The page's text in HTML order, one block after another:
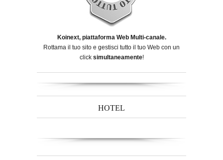
Koinext, piattaforma Web Multi-canale.
Rottama il tuo sito e gestisci tutto il tuo Web con un
click simultaneamente!
HOTEL